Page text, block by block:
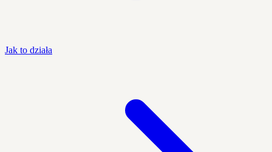
Jak to działa